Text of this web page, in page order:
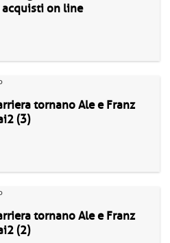
on line
tornano Ale e Franz
(3)
tornano Ale e Franz
(2)